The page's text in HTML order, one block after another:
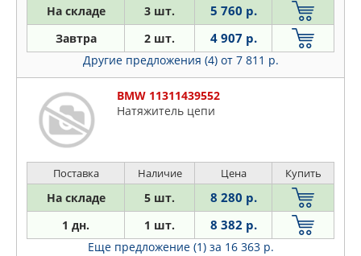
На складе 3 шт. 5 760 р.
Завтра 2 шт. 4 907 р.
Другие предложения (4) от 7 811 р.
BMW 11311439552
Натяжитель цепи
Поставка Наличие Цена Купить
На складе 5 шт. 8 280 р.
1 дн. 1 шт. 8 382 р.
Еще предложение (1) за 16 363 р.